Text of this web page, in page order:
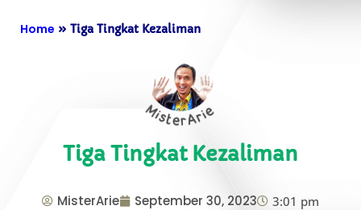
Home » Tiga Tingkat Kezaliman
Tiga Tingkat Kezaliman
MisterArie September 30, 2023 3:01 pm